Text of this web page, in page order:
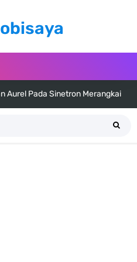
Aurel Pada Sinetron Merangkai